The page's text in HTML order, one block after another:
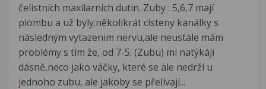
čelistních maxilarnich dutin. Zuby : 5,6,7 mají
plombu a už byly.několikrát cisteny kanálky s
následným vytazenim nervu,ale neustále mám
problémy s tím že, od 7-5. (Zubu) mi natýkáji
dásně,neco jako váčky, které se ale nedrží u
jednoho zubu, ale jakoby se přelívají...